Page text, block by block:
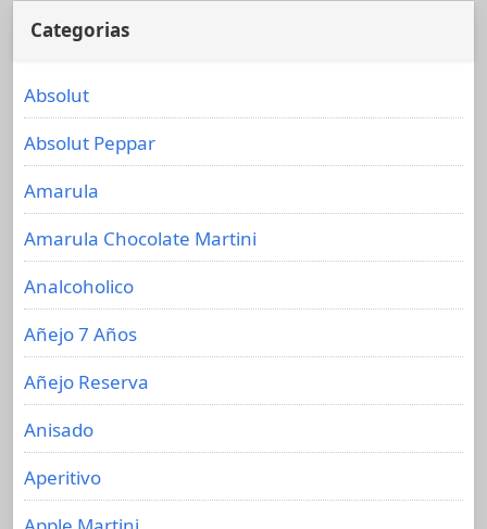
Categorias
Absolut
Absolut Peppar
Amarula
Amarula Chocolate Martini
Analcoholico
Añejo 7 Años
Añejo Reserva
Anisado
Aperitivo